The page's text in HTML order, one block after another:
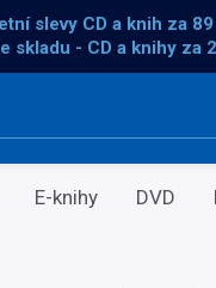
slevy CD a knih za 89
skladu - CD a knihy za
E-knihy DVD